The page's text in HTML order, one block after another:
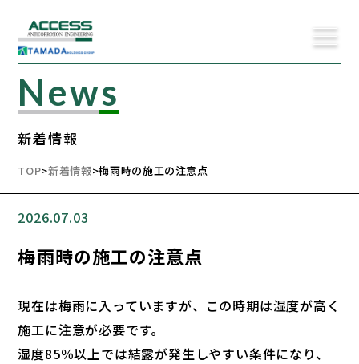
News
新着情報
TOP>新着情報>梅雨時の施工の注意点
2026.07.03
梅雨時の施工の注意点
現在は梅雨に入っていますが、この時期は湿度が高く
施工に注意が必要です。
湿度85％以上では結露が発生しやすい条件になり、